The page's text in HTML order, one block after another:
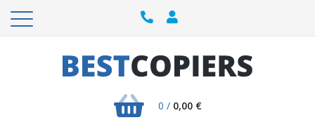
0 / 0,00 €